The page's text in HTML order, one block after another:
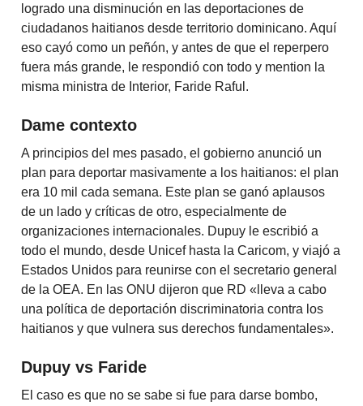
logrado una disminución en las deportaciones de
ciudadanos haitianos desde territorio dominicano. Aquí
eso cayó como un peñón, y antes de que el reperpero
fuera más grande, le respondió con todo y mention la
misma ministra de Interior, Faride Raful.
Dame contexto
A principios del mes pasado, el gobierno anunció un
plan para deportar masivamente a los haitianos: el plan
era 10 mil cada semana. Este plan se ganó aplausos
de un lado y críticas de otro, especialmente de
organizaciones internacionales. Dupuy le escribió a
todo el mundo, desde Unicef hasta la Caricom, y viajó a
Estados Unidos para reunirse con el secretario general
de la OEA. En las ONU dijeron que RD «lleva a cabo
una política de deportación discriminatoria contra los
haitianos y que vulnera sus derechos fundamentales».
Dupuy vs Faride
El caso es que no se sabe si fue para darse bombo,